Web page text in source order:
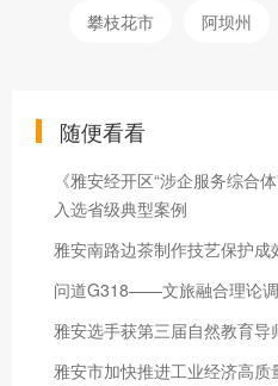
攀枝花市
阿坝州
随便看看
《雅安经开区“涉企服务综合
入选省级典型案例
雅安南路边茶制作技艺保护
问道G318——文旅融合理论
雅安选手获第三届自然教育导
雅安市加快推进工业经济高